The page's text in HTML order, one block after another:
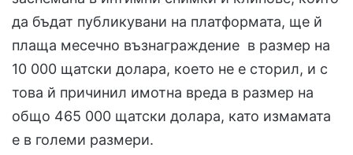
да бъдат публикувани на платформата, ще й
плаща месечно възнаграждение в размер на
10 000 щатски долара, което не е сторил, и с
това й причинил имотна вреда в размер на
общо 465 000 щатски долара, като измамата
е в големи размери.